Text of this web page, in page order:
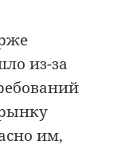
из-за
им,